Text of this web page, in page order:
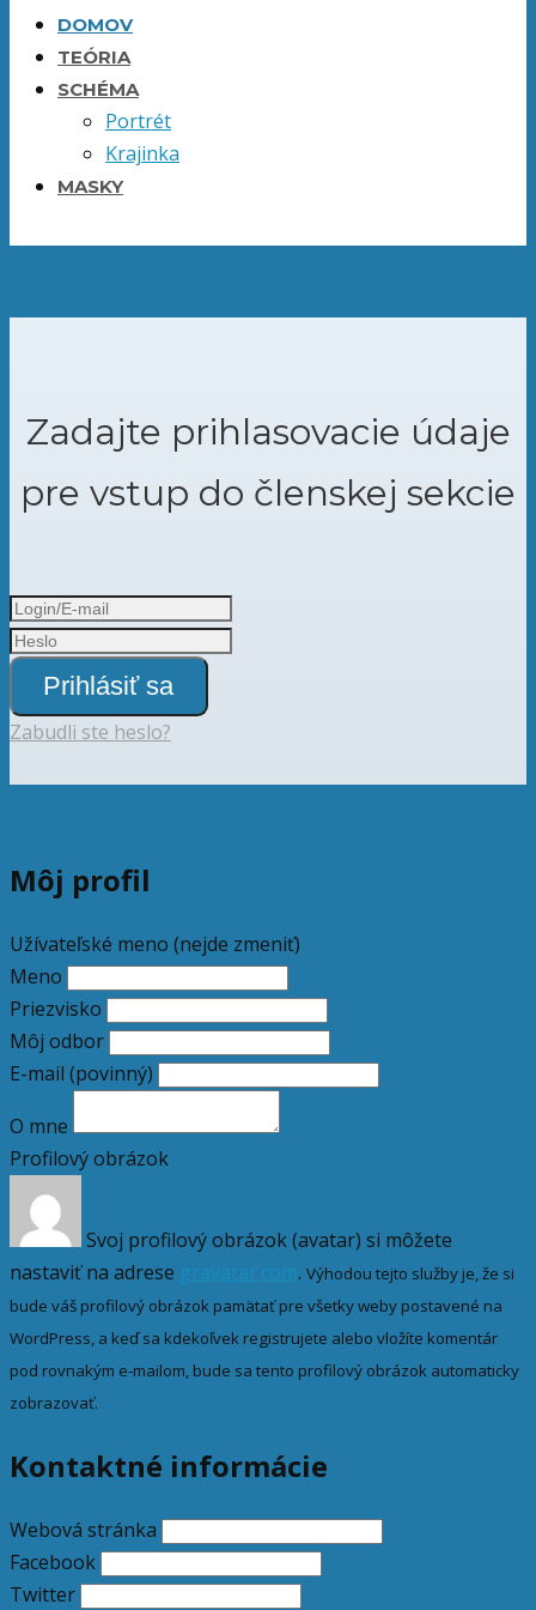
DOMOV
TEÓRIA
SCHÉMA
Portrét
Krajinka
MASKY
Zadajte prihlasovacie údaje
pre vstup do členskej sekcie
Prihlásiť sa
Zabudli ste heslo?
Môj profil
Užívateľské meno (nejde zmeniť)
Meno
Priezvisko
Môj odbor
E-mail (povinný)
O mne
Profilový obrázok
Svoj profilový obrázok (avatar) si môžete
nastaviť na adrese
. Výhodou tejto služby je, že si
bude váš profilový obrázok pamätať pre všetky weby postavené na
WordPress, a keď sa kdekoľvek registrujete alebo vložíte komentár
pod rovnakým e-mailom, bude sa tento profilový obrázok automaticky
zobrazovať.
Kontaktné informácie
Webová stránka
Facebook
Twitter